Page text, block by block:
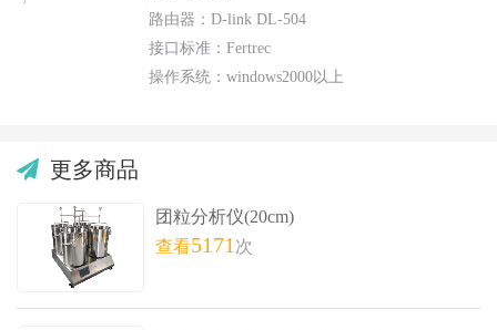
路由器：D-link DL-504
接口标准：Fertrec
操作系统：windows2000以上
更多商品
团粒分析仪(20cm)
查看5171 次